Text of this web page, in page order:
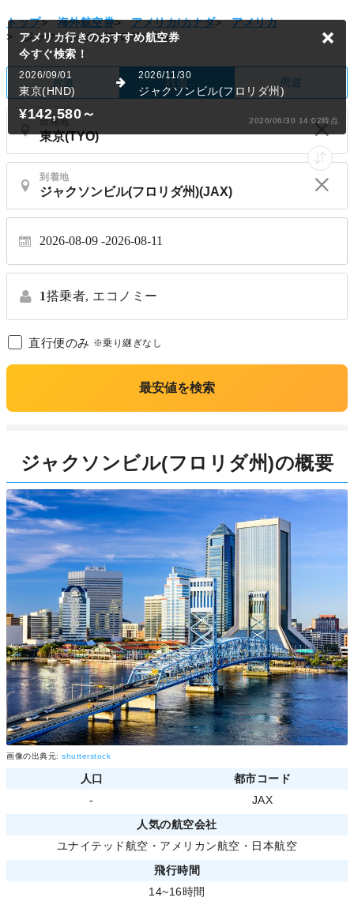
トップ> 海外航空券> アメリカ/カナダ>
アメリカ
>
ジャクソンビル(フロリダ州)
片道 往復 周遊
出発地
到着地
2026-08-09 2026-08-11
1搭乗者, エコノミー
直行便のみ ※乗り継ぎなし
最安値を検索
アメリカ行きのおすすめ航空券
今すぐ検索！
2026/09/01
東京(HND)
2026/11/30
ジャクソンビル(フロリダ州)
¥142,580～ 2026/06/30 14:02時点
ジャクソンビル(フロリダ州)の概要
画像の出典元: shutterstock
人口
都市コード
-
JAX
人気の航空会社
ユナイテッド航空 ・ アメリカン航空 ・ 日本航空
飛行時間
14~16時間